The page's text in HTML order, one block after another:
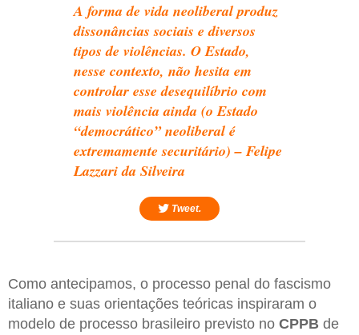
A forma de vida neoliberal produz
dissonâncias sociais e diversos
tipos de violências. O Estado,
nesse contexto, não hesita em
controlar esse desequilíbrio com
mais violência ainda (o Estado
“democrático” neoliberal é
extremamente securitário) – Felipe
Lazzari da Silveira
Tweet.
Como antecipamos, o processo penal do fascismo
italiano e suas orientações teóricas inspiraram o
modelo de processo brasileiro previsto no CPPB de